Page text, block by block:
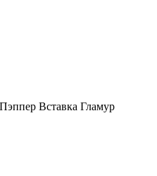
Вставка Гламур